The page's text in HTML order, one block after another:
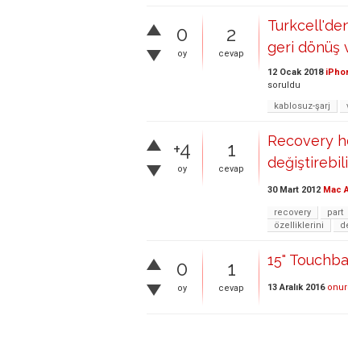
0
oy
2
cevap
geri dönüş
12 Ocak 2018
soruldu
kablosuz-şarj
+4
oy
1
cevap
Recovery
30 Mart 2012 Mac
recovery part
özelliklerini
0
oy
1
cevap
15"
13 Aralık 2016